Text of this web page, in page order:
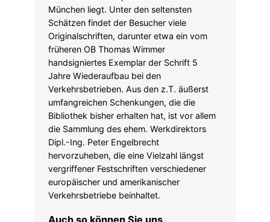
München liegt. Unter den seltensten
Schätzen findet der Besucher viele
Originalschriften, darunter etwa ein vom
früheren OB Thomas Wimmer
handsigniertes Exemplar der Schrift 5
Jahre Wiederaufbau bei den
Verkehrsbetrieben. Aus den z.T. äußerst
umfangreichen Schenkungen, die die
Bibliothek bisher erhalten hat, ist vor allem
die Sammlung des ehem. Werkdirektors
Dipl.-Ing. Peter Engelbrecht
hervorzuheben, die eine Vielzahl längst
vergriffener Festschriften verschiedener
europäischer und amerikanischer
Verkehrsbetriebe beinhaltet.